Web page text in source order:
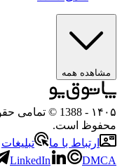
همه
- 1388 © تمامی
است.
ارتباط با ما
تبلیغات
LinkedIn